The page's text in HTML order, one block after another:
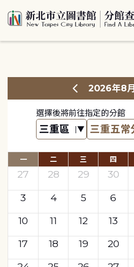
2026年8月
選擇後將前往指定的分館
一 二 三 四
27 28 29 30
3
4 5 6
10
11 12 13
17
18 19 20